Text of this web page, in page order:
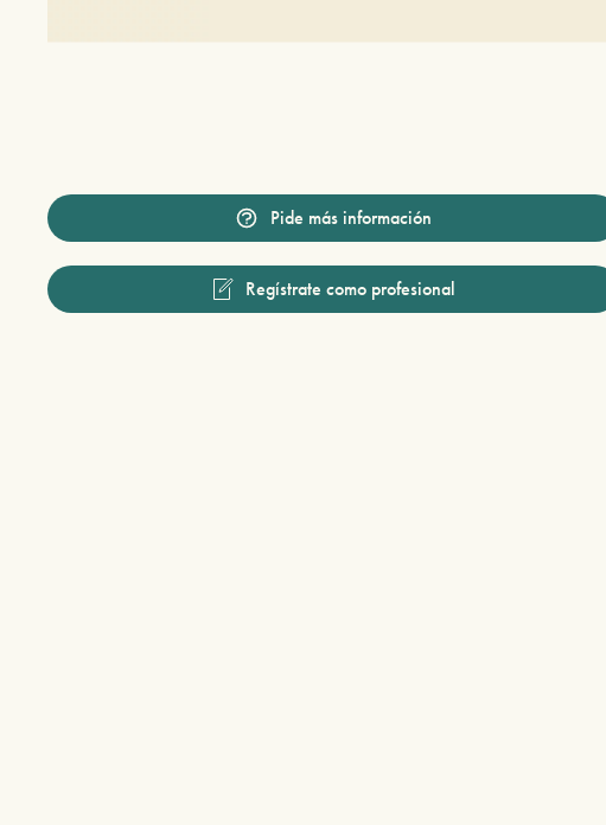
Pide más información
Regístrate como profesional